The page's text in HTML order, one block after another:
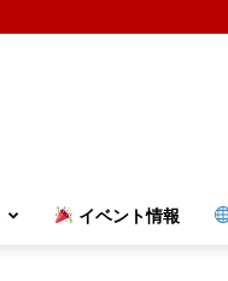
イベント情報